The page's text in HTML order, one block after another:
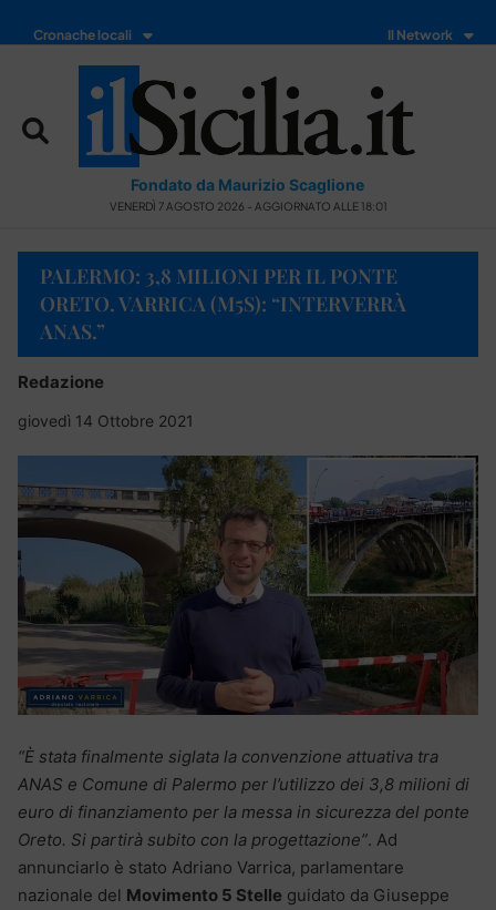
Cronache locali Il Network
Fondato da Maurizio Scaglione
VENERDÌ 7 AGOSTO 2026 - AGGIORNATO ALLE 18:01
PALERMO: 3,8 MILIONI PER IL PONTE
ORETO. VARRICA (M5S): “INTERVERRÀ
ANAS.”
Redazione
giovedì 14 Ottobre 2021
“È stata finalmente siglata la convenzione attuativa tra
ANAS e Comune di Palermo per l’utilizzo dei 3,8 milioni di
euro di finanziamento per la messa in sicurezza del ponte
Oreto. Si partirà subito con la progettazione”. Ad
annunciarlo è stato Adriano Varrica, parlamentare
nazionale del Movimento 5 Stelle guidato da Giuseppe